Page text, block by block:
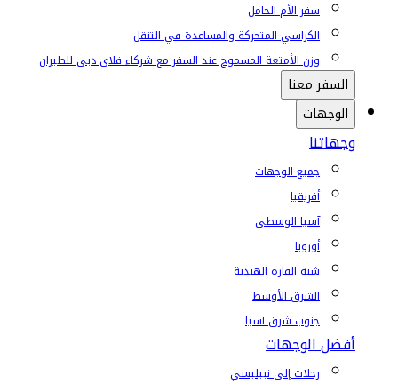
سفر الأم الحامل
الكراسي المتحركة والمساعدة في التنقل
وزن الأمتعة المسموح عند السفر مع شركاء فلاي دبي للطيران
السفر معنا
الوجهات
وجهاتنا
جميع الوجهات
أفريقيا
آسيا الوسطى
أوروبا
شبه القارة الهندية
الشرق الأوسط
جنوب شرق آسيا
أفضل الوجهات
رحلات إلى تبيليسي